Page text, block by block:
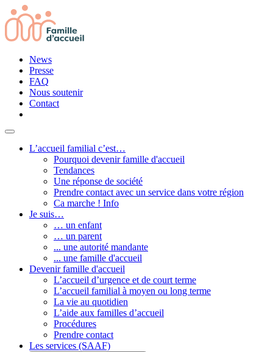
News
Presse
FAQ
Nous soutenir
Contact
L’accueil familial c’est…
Pourquoi devenir famille d'accueil
Tendances
Une réponse de société
Prendre contact avec un service dans votre région
Ca marche ! Info
Je suis…
… un enfant
… un parent
... une autorité mandante
... une famille d'accueil
Devenir famille d'accueil
L’accueil d’urgence et de court terme
L’accueil familial à moyen ou long terme
La vie au quotidien
L’aide aux familles d’accueil
Procédures
Prendre contact
Les services (SAAF)